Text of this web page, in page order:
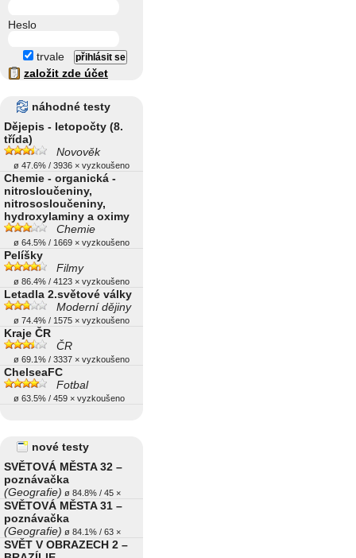
Heslo
trvale
založit zde účet
náhodné testy
Dějepis - letopočty (8.
třída)
Novověk
ø 47.6% / 3936 × vyzkoušeno
Chemie - organická -
nitrosloučeniny,
nitrososloučeniny,
hydroxylaminy a oximy
Chemie
ø 64.5% / 1669 × vyzkoušeno
Pelíšky
Filmy
ø 86.4% / 4123 × vyzkoušeno
Letadla 2.světové války
Moderní dějiny
ø 74.4% / 1575 × vyzkoušeno
Kraje ČR
ČR
ø 69.1% / 3337 × vyzkoušeno
ChelseaFC
Fotbal
ø 63.5% / 459 × vyzkoušeno
nové testy
SVĚTOVÁ MĚSTA 32 –
poznávačka
(Geografie) ø 84.8% / 45 ×
SVĚTOVÁ MĚSTA 31 –
poznávačka
(Geografie) ø 84.1% / 63 ×
SVĚT V OBRAZECH 2 –